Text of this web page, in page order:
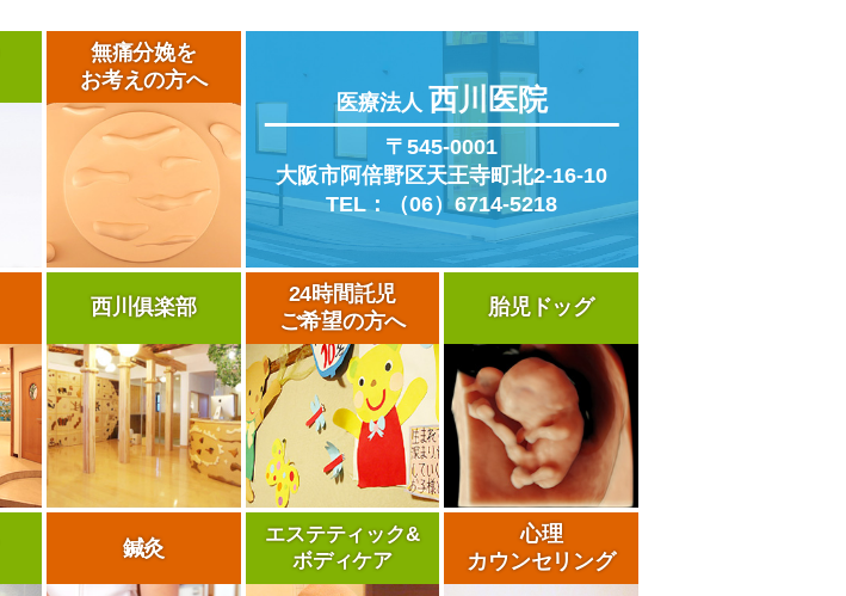
無痛分娩を
お考えの方へ
医療法人 西川医院
〒545-0001
大阪市阿倍野区天王寺町北2-16-10
TEL：（06）6714-5218
西川俱楽部
24時間託児
ご希望の方へ
胎児ドッグ
鍼灸
エステティック&
ボディケア
心理
カウンセリング